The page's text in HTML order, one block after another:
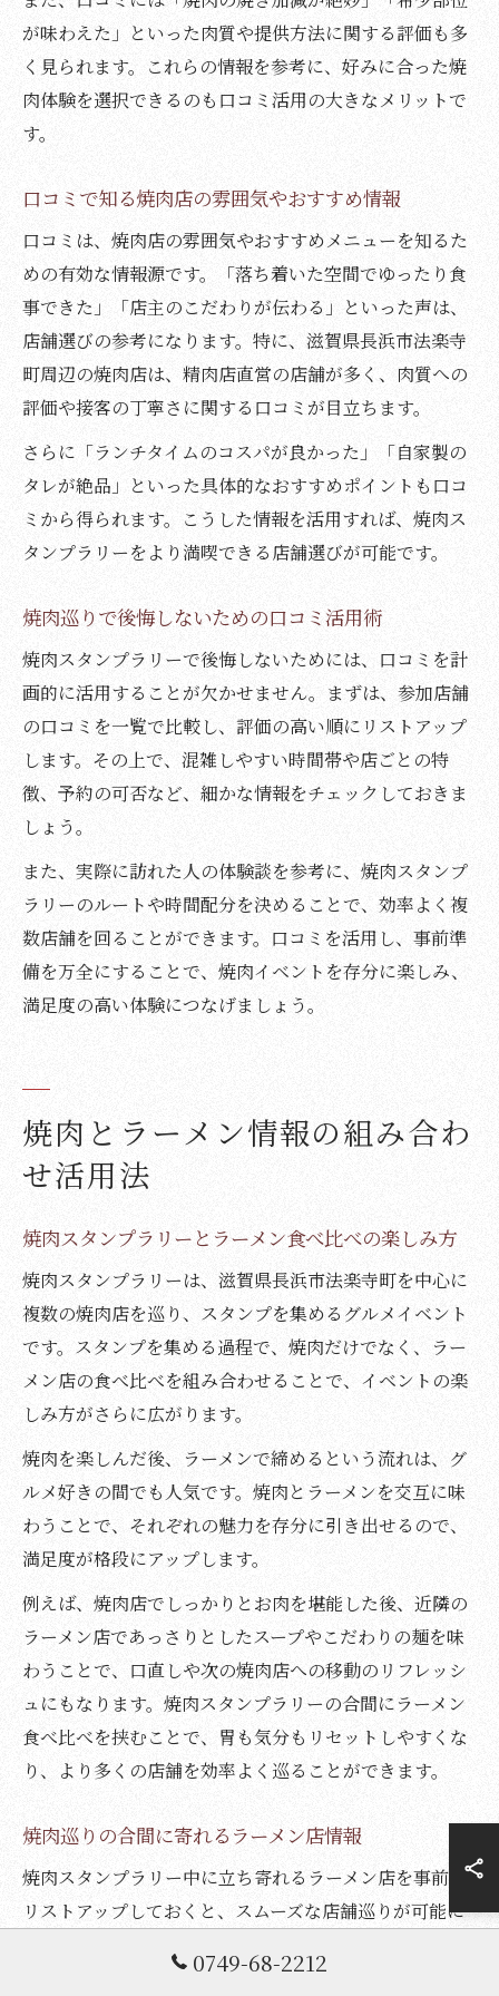
が味わえた」といった肉質や提供方法に関する評価も多
く見られます。これらの情報を参考に、好みに合った焼
肉体験を選択できるのも口コミ活用の大きなメリットで
す。
口コミで知る焼肉店の雰囲気やおすすめ情報
口コミは、焼肉店の雰囲気やおすすめメニューを知るた
めの有効な情報源です。「落ち着いた空間でゆったり食
事できた」「店主のこだわりが伝わる」といった声は、
店舗選びの参考になります。特に、滋賀県長浜市法楽寺
町周辺の焼肉店は、精肉店直営の店舗が多く、肉質への
評価や接客の丁寧さに関する口コミが目立ちます。
さらに「ランチタイムのコスパが良かった」「自家製の
タレが絶品」といった具体的なおすすめポイントも口コ
ミから得られます。こうした情報を活用すれば、焼肉ス
タンプラリーをより満喫できる店舗選びが可能です。
焼肉巡りで後悔しないための口コミ活用術
焼肉スタンプラリーで後悔しないためには、口コミを計
画的に活用することが欠かせません。まずは、参加店舗
の口コミを一覧で比較し、評価の高い順にリストアップ
します。その上で、混雑しやすい時間帯や店ごとの特
徴、予約の可否など、細かな情報をチェックしておきま
しょう。
また、実際に訪れた人の体験談を参考に、焼肉スタンプ
ラリーのルートや時間配分を決めることで、効率よく複
数店舗を回ることができます。口コミを活用し、事前準
備を万全にすることで、焼肉イベントを存分に楽しみ、
満足度の高い体験につなげましょう。
焼肉とラーメン情報の組み合わ
せ活用法
焼肉スタンプラリーとラーメン食べ比べの楽しみ方
焼肉スタンプラリーは、滋賀県長浜市法楽寺町を中心に
複数の焼肉店を巡り、スタンプを集めるグルメイベント
です。スタンプを集める過程で、焼肉だけでなく、ラー
メン店の食べ比べを組み合わせることで、イベントの楽
しみ方がさらに広がります。
焼肉を楽しんだ後、ラーメンで締めるという流れは、グ
ルメ好きの間でも人気です。焼肉とラーメンを交互に味
わうことで、それぞれの魅力を存分に引き出せるので、
満足度が格段にアップします。
例えば、焼肉店でしっかりとお肉を堪能した後、近隣の
ラーメン店であっさりとしたスープやこだわりの麺を味
わうことで、口直しや次の焼肉店への移動のリフレッシ
ュにもなります。焼肉スタンプラリーの合間にラーメン
食べ比べを挟むことで、胃も気分もリセットしやすくな
り、より多くの店舗を効率よく巡ることができます。
焼肉巡りの合間に寄れるラーメン店情報
焼肉スタンプラリー中に立ち寄れるラーメン店を事前に
リストアップしておくと、スムーズな店舗巡りが可能に
気のラーメン店が点在しており、焼肉との相性も抜群で
0749-68-2212